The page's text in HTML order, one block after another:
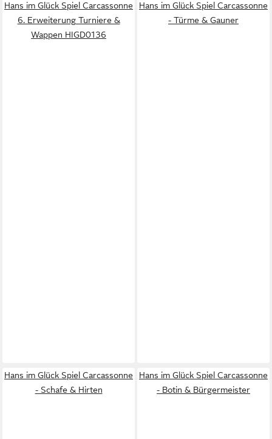
Hans im Glück Spiel Carcassonne
6. Erweiterung Turniere &
Wappen HIGD0136
Hans im Glück Spiel Carcassonne
- Türme & Gauner
Hans im Glück Spiel Carcassonne
- Schafe & Hirten
Hans im Glück Spiel Carcassonne
- Botin & Bürgermeister